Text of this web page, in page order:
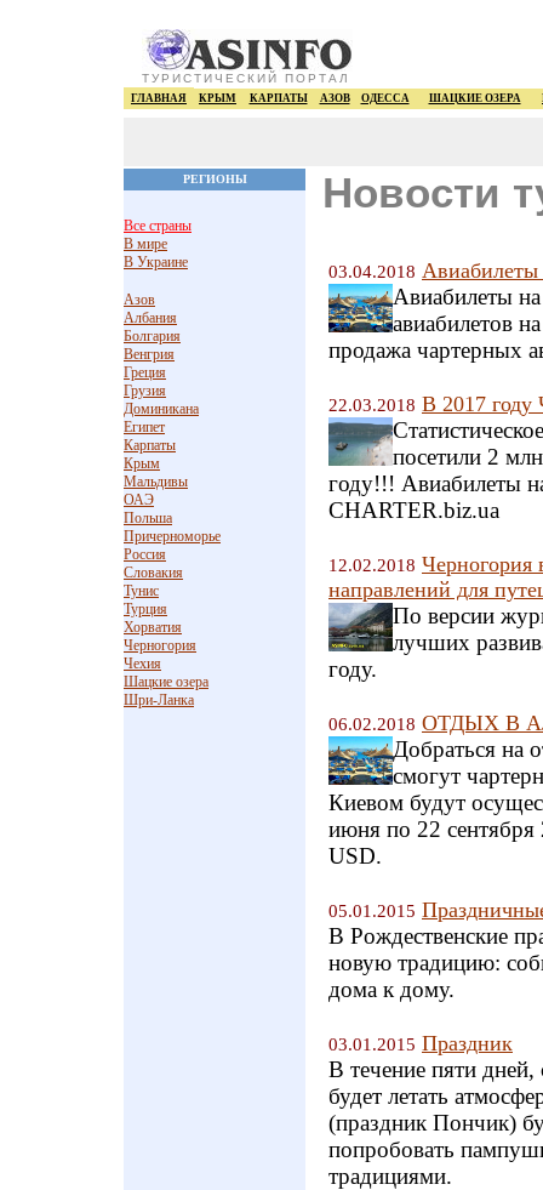
ТУРИСТИЧЕСКИЙ ПОРТАЛ
ГЛАВНАЯ КРЫМ КАРПАТЫ АЗОВ ОДЕССА ШАЦКИЕ ОЗЕРА
РЕГИОНЫ Новости
Все страны
В мире
В Украине
Азов
Албания
Болгария
Венгрия
Греция
Грузия
Доминикана
Египет
Карпаты
Крым
Мальдивы
ОАЭ
Польша
Причерноморье
Россия
Словакия
Тунис
Турция
Хорватия
Черногория
Чехия
Шацкие озера
Шри-Ланка
03.04.2018
Авиабилеты
авиабилетов
продажа чартерных
22.03.2018 В 2017 году
посетили 2
году!!! Авиабилеты
CHARTER.biz.ua
12.02.2018
направлений для
По версии
лучших
году.
06.02.2018 ОТДЫХ В
Добраться на
смогут
Киевом будут
июня по 22 сентября
USD.
05.01.2015
В Рождественские
новую традицию:
дома к дому.
03.01.2015 Праздник
В течение пяти
будет летать
(праздник Пончик)
попробовать
традициями.